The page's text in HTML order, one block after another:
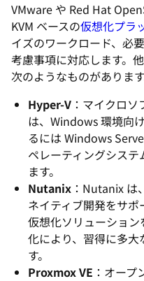
VMware や Red Hat
KVM ベースの仮想化プラ
イズのワークロード、必
考慮事項に対応します。
次のようなものがあります
Hyper-V ：マイクロ
は、Windows 環境向
るには Windows
ペレーティングシス
ます。
Nutanix ：Nutanix は
ネイティブ開発をサ
仮想化ソリューショ
化により、習得に多
す。
Proxmox VE ：オー